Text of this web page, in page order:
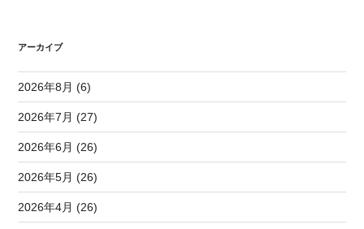
アーカイブ
2026年8月 (6)
2026年7月 (27)
2026年6月 (26)
2026年5月 (26)
2026年4月 (26)